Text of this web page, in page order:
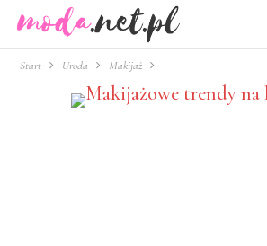
Start Uroda Makijaż